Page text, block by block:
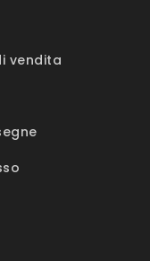
vendita